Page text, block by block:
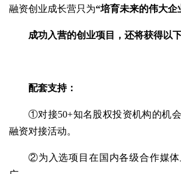
融资创业成长营只为“培育未来的伟大企
成功入营的创业项目，还将获得以
配套支持：
①对接50+知名股权投资机构的机
融资对接活动。
②为入选项目在国内各级合作媒